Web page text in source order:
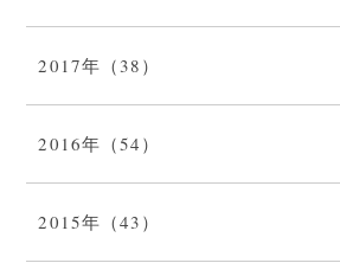
2017年（38）
2016年（54）
2015年（43）